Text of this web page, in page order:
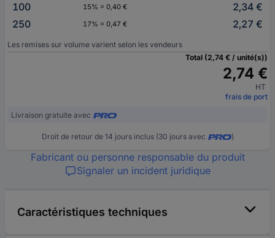
100
15% = 0,40 €
2,34 €
250
17% = 0,47 € 2,27 €
Les remises sur volume varient selon les vendeurs
Total (2,74 € / unité(s))
2,74 €
HT
frais de port
Livraison gratuite avec
Droit de retour de 14 jours inclus (30 jours avec )
Fabricant ou personne responsable du produit
Signaler un incident juridique
Caractéristiques techniques